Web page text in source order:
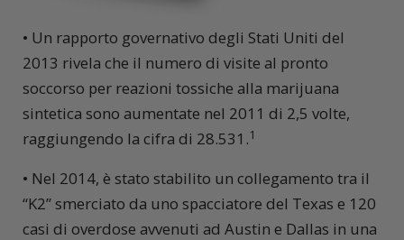
• Un rapporto governativo degli Stati Uniti del
2013 rivela che il numero di visite al pronto
soccorso per reazioni tossiche alla marijuana
sintetica sono aumentate nel 2011 di 2,5 volte,
raggiungendo la cifra di 28.531.1
• Nel 2014, è stato stabilito un collegamento tra il
“K2” smerciato da uno spacciatore del Texas e 120
casi di overdose avvenuti ad Austin e Dallas in una